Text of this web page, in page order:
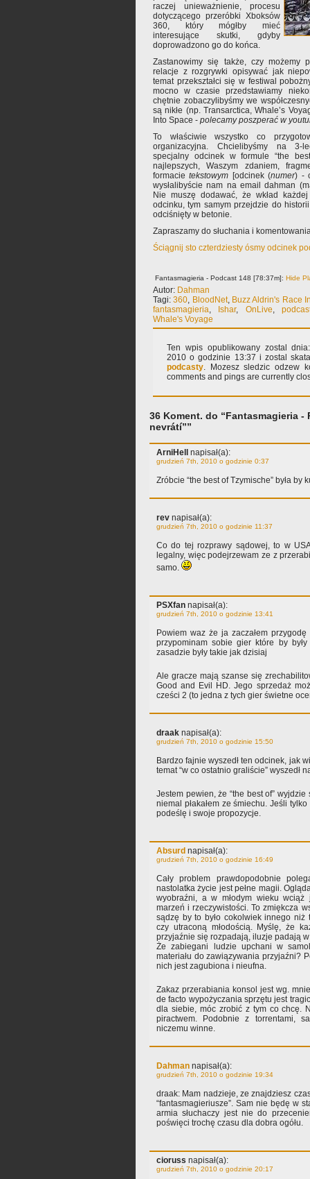
raczej unieważnienie, procesu
dotyczącego przeróbki Xboksów
360, który mógłby mieć
interesujące skutki, gdyby
doprowadzono go do końca.
Zastanowimy się także, czy możemy
relacje z rozgrywki opisywać jak
temat przekształci się w festiwal
mocno w czasie przedstawiamy
chętnie zobaczylibyśmy we
są nikłe (np. Transarctica, Whale’s
Into Space - polecamy poszperać w
To właściwie wszystko co
organizacyjna. Chcielibyśmy na 3-
specjalny odcinek w formule “the
najlepszych, Waszym zdaniem,
formacietekstowym [odcinek (numer) -
wysłalibyście nam na email dahman
Nie muszę dodawać, że wkład
odcinku, tym samym przejdzie do
odciśnięty w betonie.
Zapraszamy do słuchania i
Ściągnij sto czterdziesty ósmy odcinek
Fantasmagieria - Podcast 148 [78:37m]: Hide
Autor: Dahman
Tagi:360, BloodNet, Buzz Aldrin's Race
fantasmagieria, Ishar, OnLive,
Whale's Voyage
Ten wpis opublikowany zostal
2010 o godzinie 13:37 i zostal
podcasty. Mozesz sledzic odzew
comments and pings are currently
36 Koment. do “Fantasmagieria -
nevrátí””
ArniHell napisał(a):
grudzień 7th, 2010 o godzinie 0:37
Zróbcie “the best of Tzymische” była by
rev napisał(a):
grudzień 7th, 2010 o godzinie 11:37
Co do tej rozprawy sądowej, to w
legalny, więc podejrzewam ze z
samo.
PSXfan napisał(a):
grudzień 7th, 2010 o godzinie 13:41
Powiem waz że ja zaczałem
przypominam sobie gier które by
zasadzie były takie jak dzisiaj
Ale gracze mają szanse się
Good and Evil HD. Jego sprzedaż
cześci 2 (to jedna z tych gier świetne
draak napisał(a):
grudzień 7th, 2010 o godzinie 15:50
Bardzo fajnie wyszedł ten odcinek, jak
temat “w co ostatnio graliście” wyszedł
Jestem pewien, że “the best of”
niemal płakałem ze śmiechu. Jeśli
podeślę i swoje propozycje.
Absurd napisał(a):
grudzień 7th, 2010 o godzinie 16:49
Cały problem prawdopodobnie
nastolatka życie jest pełne magii.
wyobraźni, a w młodym wieku wciąż
marzeń i rzeczywistości. To zmiękcza
sądzę by to było cokolwiek innego niż
czy utraconą młodością. Myślę, że
przyjaźnie się rozpadają, iluzje padają
Że zabiegani ludzie upchani w
materiału do zawiązywania przyjaźni?
nich jest zagubiona i nieufna.
Zakaz przerabiania konsol jest wg.
de facto wypożyczania sprzętu jest
dla siebie, móc zrobić z tym co chcę.
piractwem. Podobnie z torrentami,
niczemu winne.
Dahman napisał(a):
grudzień 7th, 2010 o godzinie 19:34
draak: Mam nadzieje, ze znajdziesz
“fantasmagieriusze”. Sam nie będę w
armia słuchaczy jest nie do
poświęci trochę czasu dla dobra ogółu.
cioruss napisał(a):
grudzień 7th, 2010 o godzinie 20:17